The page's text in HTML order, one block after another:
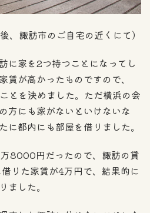
後、諏訪市のご自宅の近くにて）
に家を2つ持つことになってし
賃が高かったものですので、
とを決めました。ただ横浜の会
方にも家がないといけないな
に都内にも部屋を借りました。
8000円だったので、諏訪の貸
りた家賃が4万円で、結果的に
ました。